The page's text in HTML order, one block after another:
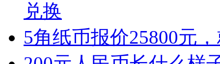
兑换
5角纸币报价25800元